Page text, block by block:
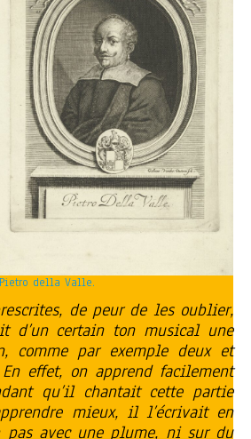
Pietro della Valle.
de peur de les oublier,
d’un certain ton musical une
comme par exemple deux et
effet, on apprend facilement
qu’il chantait cette partie
mieux, il l’écrivait en
pas avec une plume, ni sur du